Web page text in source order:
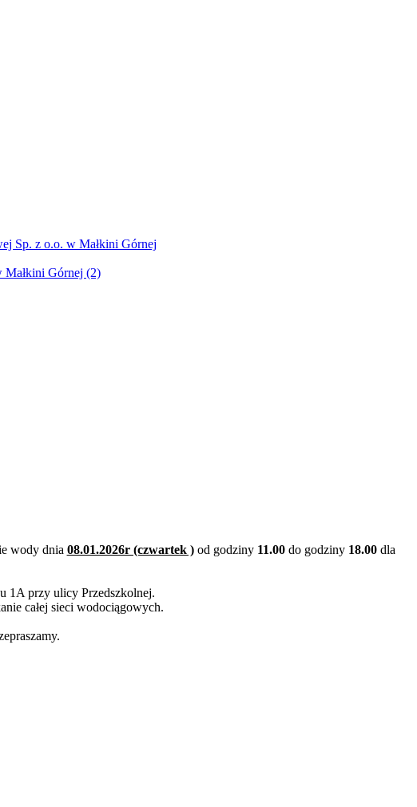
Sp. z o.o. w Małkini Górnej
Małkini Górnej (2)
wody dnia 08.01.2026r (czwartek )od godziny 11.00do godziny 18.00 dla
1A przy ulicy Przedszkolnej.
całej sieci wodociągowych.